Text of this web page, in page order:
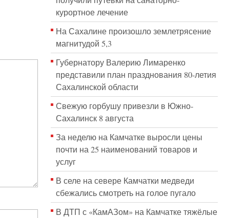
курортное лечение
На Сахалине произошло землетрясение
магнитудой 5,3
Губернатору Валерию Лимаренко
представили план празднования 80-летия
Сахалинской области
Свежую горбушу привезли в Южно-
Сахалинск 8 августа
За неделю на Камчатке выросли цены
почти на 25 наименований товаров и
услуг
В селе на севере Камчатки медведи
сбежались смотреть на голое пугало
В ДТП с «КамАЗом» на Камчатке тяжёлые